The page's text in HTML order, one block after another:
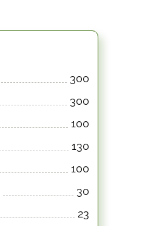
300
300
100
130
100
30
23